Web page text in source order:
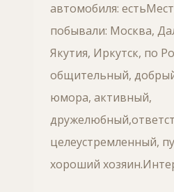
автомобиля:
побывали: Москва,
Якутия, Иркутск, по
общительный,
юмора, активный,
целеустремленный,
хороший